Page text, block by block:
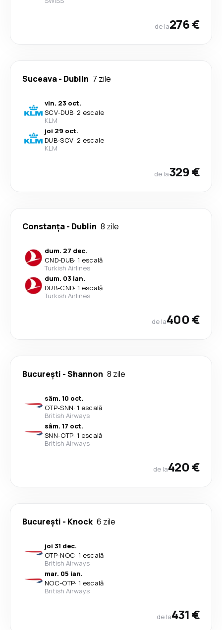
de la276 €
Suceava- Dublin 7 zile
vin. 23 oct.
SCV-DUB· 2 escale
KLM
joi 29 oct.
DUB-SCV· 2 escale
KLM
de la329 €
Constanța- Dublin 8 zile
dum. 27 dec.
CND-DUB· 1 escală
Turkish Airlines
dum. 03 ian.
DUB-CND· 1 escală
Turkish Airlines
de la400 €
București -Shannon 8 zile
sâm. 10 oct.
OTP-SNN· 1 escală
British Airways
sâm. 17 oct.
SNN-OTP· 1 escală
British Airways
de la420 €
București - Knock 6 zile
joi 31 dec.
OTP-NOC· 1 escală
British Airways
mar. 05 ian.
NOC-OTP· 1 escală
British Airways
de la431 €